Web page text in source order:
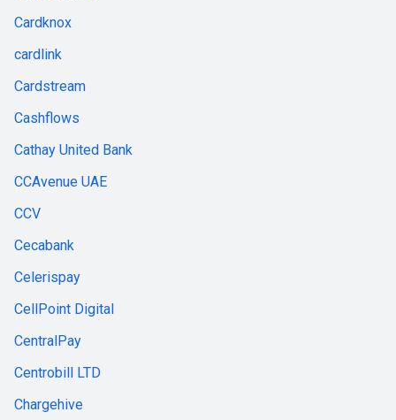
Cardknox
cardlink
Cardstream
Cashflows
Cathay United Bank
CCAvenue UAE
CCV
Cecabank
Celerispay
CellPoint Digital
CentralPay
Centrobill LTD
Chargehive